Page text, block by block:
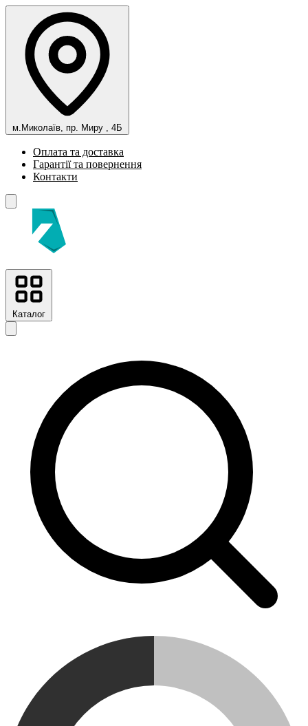
м.Миколаїв, пр. Миру , 4Б
Оплата та доставка
Гарантії та повернення
Контакти
Каталог